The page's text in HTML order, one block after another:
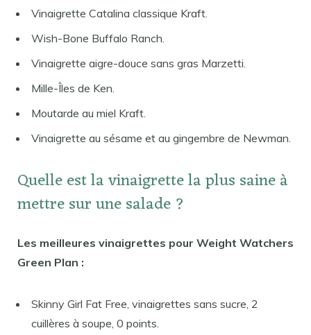
Vinaigrette Catalina classique Kraft.
Wish-Bone Buffalo Ranch.
Vinaigrette aigre-douce sans gras Marzetti.
Mille-Îles de Ken.
Moutarde au miel Kraft.
Vinaigrette au sésame et au gingembre de Newman.
Quelle est la vinaigrette la plus saine à
mettre sur une salade ?
Les meilleures vinaigrettes pour Weight Watchers
Green Plan :
Skinny Girl Fat Free, vinaigrettes sans sucre, 2
cuillères à soupe, 0 points.